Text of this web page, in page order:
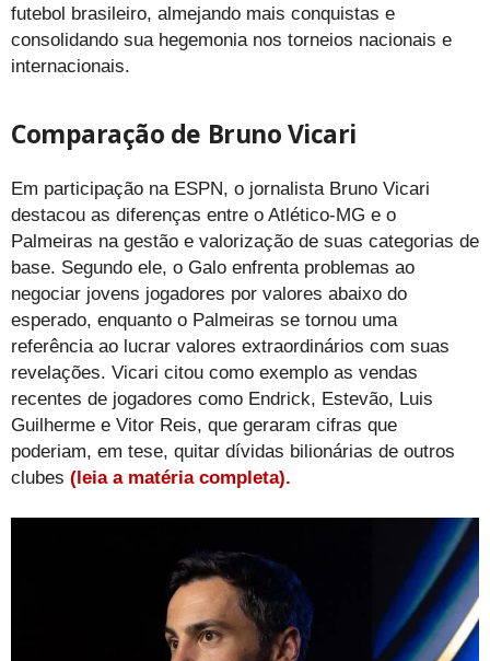
futebol brasileiro, almejando mais conquistas e
consolidando sua hegemonia nos torneios nacionais e
internacionais.
Comparação de Bruno Vicari
Em participação na ESPN, o jornalista Bruno Vicari
destacou as diferenças entre o Atlético-MG e o
Palmeiras na gestão e valorização de suas categorias de
base. Segundo ele, o Galo enfrenta problemas ao
negociar jovens jogadores por valores abaixo do
esperado, enquanto o Palmeiras se tornou uma
referência ao lucrar valores extraordinários com suas
revelações. Vicari citou como exemplo as vendas
recentes de jogadores como Endrick, Estevão, Luis
Guilherme e Vitor Reis, que geraram cifras que
poderiam, em tese, quitar dívidas bilionárias de outros
clubes (leia a matéria completa).